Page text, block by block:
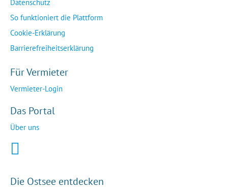
Datenschutz
So funktioniert die Plattform
Cookie-Erklärung
Barrierefreiheitserklärung
Für Vermieter
Vermieter-Login
Das Portal
Über uns
Die Ostsee entdecken